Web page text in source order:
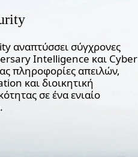
αναπτύσσει σύγχρονες
Intelligence και Cyber
πληροφορίες απειλών,
και διοικητική
σε ένα ενιαίο